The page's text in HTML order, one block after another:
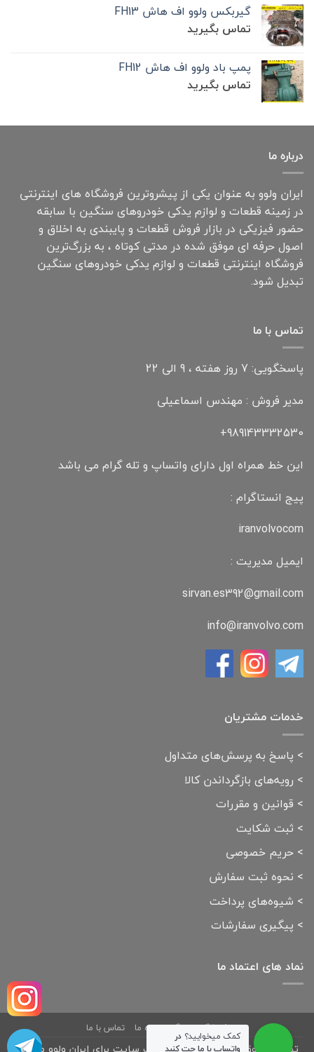
گیربکس ولوو اف هاش FH13
تماس بگیرید
پمپ باد ولوو اف هاش FH12
تماس بگیرید
درباره ما
ایران ولوو به عنوان یکی از پیشروترین فروشگاه های اینترنتی
در زمینه قطعات و لوازم یدکی خودروهای سنگین با سابقه
حضور فیزیکی در بازار فروش قطعات و پایبندی به اخلاق و
اصول حرفه ای موفق شده در مدتی کوتاه ، به بزرگ‌ترین
فروشگاه اینترنتی قطعات و لوازم یدکی خودروهای سنگین
تبدیل شود.
تماس با ما
پاسخگویی: 7 روز هفته ، 9 الی 22
مدیر فروش : مهندس اسماعیلی
989143332530+
این خط همراه اول دارای واتساپ و تله گرام می باشد
پیج انستاگرام :
iranvolvocom
ایمیل مدیریت :
sirvan.es392@gmail.com
info@iranvolvo.com
خدمات مشتریان
> پاسخ به پرسش‌های متداول
> رویه‌های بازگرداندن کالا
> قوانین و مقررات
> ثبت شکایت
> حریم خصوصی
> نحوه ثبت سفارش
> شیوه‌های پرداخت
> پیگیری سفارشات
نماد های اعتماد ما
فروشگاه بلاگ درباره ما تماس با ما
کمک میخوایید؟ در
واتساپ با ما چت کنید